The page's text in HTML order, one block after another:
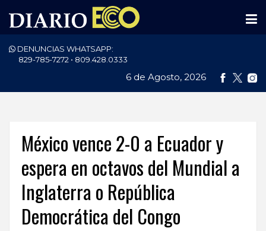
DENUNCIAS WHATSAPP:
829-785-7272 • 809.428.0333
6 de Agosto, 2026
PORTADA
DEPORTES
ENTRETENIMIENTO
México vence 2-0 a Ecuador y
espera en octavos del Mundial a
Inglaterra o República
Democrática del Congo